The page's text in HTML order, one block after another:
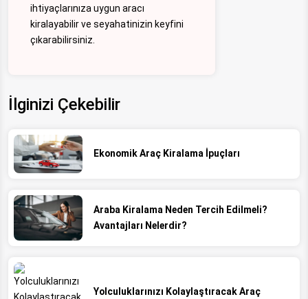
ihtiyaçlarınıza uygun aracı
kiralayabilir ve seyahatinizin keyfini
çıkarabilirsiniz.
İlginizi Çekebilir
Ekonomik Araç Kiralama İpuçları
Araba Kiralama Neden Tercih Edilmeli?
Avantajları Nelerdir?
Yolculuklarınızı Kolaylaştıracak Araç